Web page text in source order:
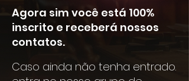
Agora sim você está 100%
inscrito e receberá nossos
contatos.
Caso ainda não tenha entrado.